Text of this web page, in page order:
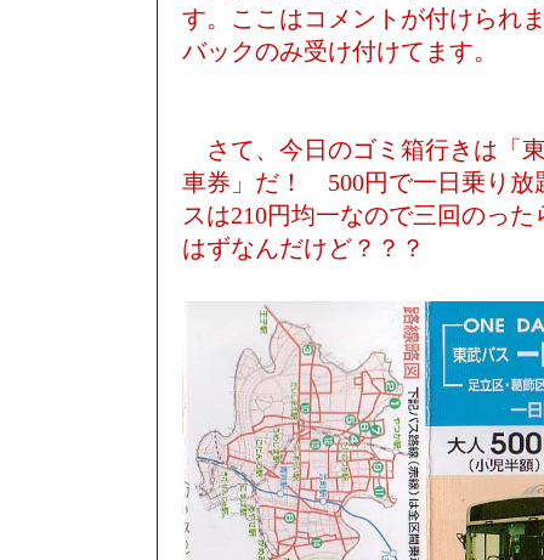
す。ここはコメントが付けられ
バックのみ受け付けてます。
さて、今日のゴミ箱行きは「
車券」だ！ 500円で一日乗り放
スは210円均一なので三回のっ
はずなんだけど？？？